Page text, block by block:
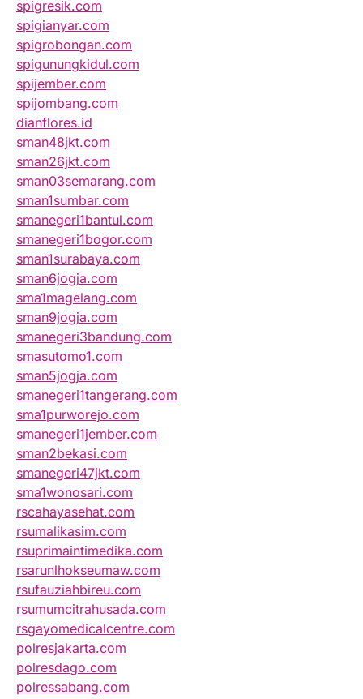
spigresik.com
spigianyar.com
spigrobongan.com
spigunungkidul.com
spijember.com
spijombang.com
dianflores.id
sman48jkt.com
sman26jkt.com
sman03semarang.com
sman1sumbar.com
smanegeri1bantul.com
smanegeri1bogor.com
sman1surabaya.com
sman6jogja.com
sma1magelang.com
sman9jogja.com
smanegeri3bandung.com
smasutomo1.com
sman5jogja.com
smanegeri1tangerang.com
sma1purworejo.com
smanegeri1jember.com
sman2bekasi.com
smanegeri47jkt.com
sma1wonosari.com
rscahayasehat.com
rsumalikasim.com
rsuprimaintimedika.com
rsarunlhokseumaw.com
rsufauziahbireu.com
rsumumcitrahusada.com
rsgayomedicalcentre.com
polresjakarta.com
polresdago.com
polressabang.com